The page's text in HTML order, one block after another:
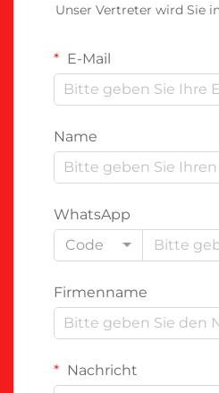
Unser Vertreter wird Sie
E-Mail
Name
WhatsApp
Code
Firmenname
Nachricht